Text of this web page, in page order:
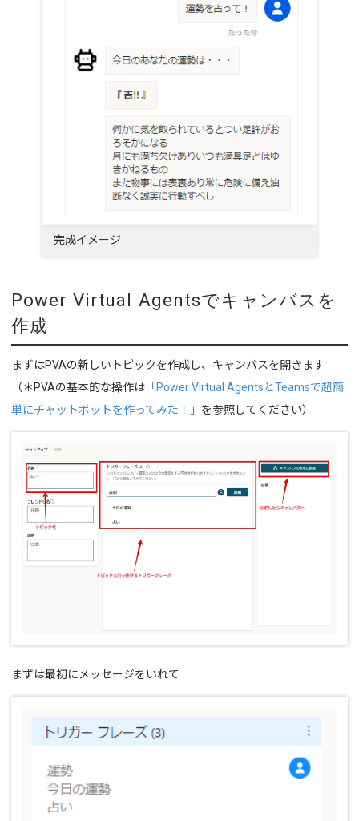
完成イメージ
Power Virtual Agentsでキャンバスを
作成
まずはPVAの新しいトピックを作成し、キャンバスを開きます
（＊PVAの基本的な操作は 「Power Virtual AgentsとTeamsで超簡
単にチャットボットを作ってみた！」 を参照してください）
まずは最初にメッセージをいれて